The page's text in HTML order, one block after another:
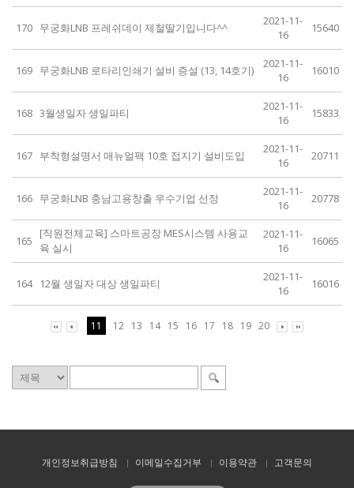
170 무궁화LNB 프레쉬데이 제철딸기입니다^^
2021-11-
16
15640
169 무궁화LNB 로타리인쇄기 설비 증설 (13, 14호기)
2021-11-
16
16010
168 3월생일자 생일파티
2021-11-
16
15833
167 부착형설명서 매뉴얼팩 10호 접지기 설비도입
2021-11-
16
20711
166 무궁화LNB 충남고용창출 우수기업 선정
2021-11-
16
20778
165
[직원전체교육] 스마트공장 MES시스템 사용교
육 실시
2021-11-
16
16065
164 12월 생일자 대상 생일파티
2021-11-
16
16016
11 12 13 14 15 16 17 18 19 20
개인정보취급방침 이메일수집거부 이용약관 고객문의